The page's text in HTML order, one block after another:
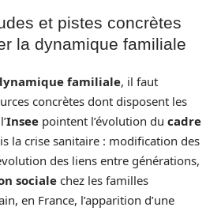
et pistes concrètes
la dynamique familiale
familiale, il faut
concrètes dont disposent les
Insee pointent l’évolution du cadre
la crise sanitaire : modification des
des liens entre générations,
sociale chez les familles
en France, l’apparition d’une